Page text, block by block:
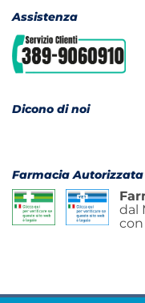
Assistenza
Dicono di noi
Farmacia Autorizzata
dal
con